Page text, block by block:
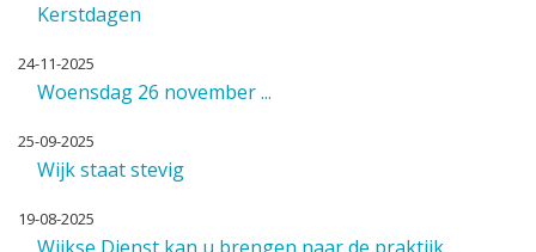
Kerstdagen
24-11-2025
Woensdag 26 november ...
25-09-2025
Wijk staat stevig
19-08-2025